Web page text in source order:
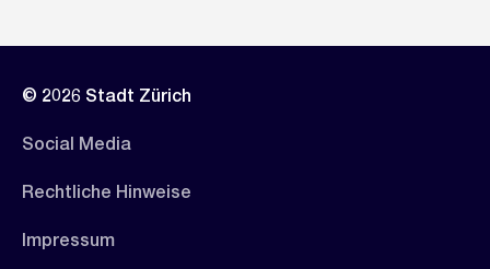
© 2026 Stadt Zürich
Social Media
Rechtliche Hinweise
Impressum